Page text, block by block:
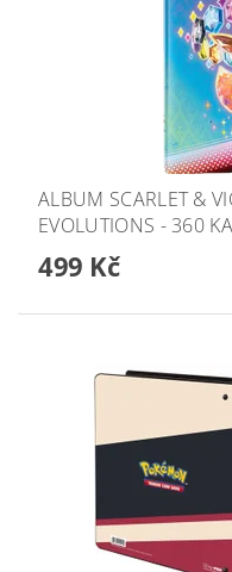
ALBUM SCARLET &
EVOLUTIONS - 360
499 Kč